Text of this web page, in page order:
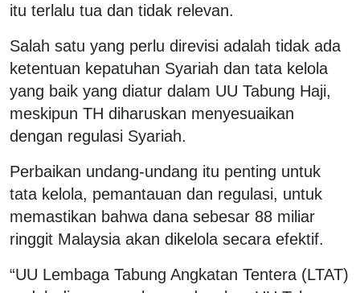
itu terlalu tua dan tidak relevan.
Salah satu yang perlu direvisi adalah tidak ada
ketentuan kepatuhan Syariah dan tata kelola
yang baik yang diatur dalam UU Tabung Haji,
meskipun TH diharuskan menyesuaikan
dengan regulasi Syariah.
Perbaikan undang-undang itu penting untuk
tata kelola, pemantauan dan regulasi, untuk
memastikan bahwa dana sebesar 88 miliar
ringgit Malaysia akan dikelola secara efektif.
“UU Lembaga Tabung Angkatan Tentera (LTAT)